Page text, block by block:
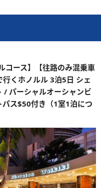
コース】【往路のみ混乗車
くホノルル 3泊5日 シェ
/ パーシャルオーシャンビ
ス$50付き（1室1泊につ